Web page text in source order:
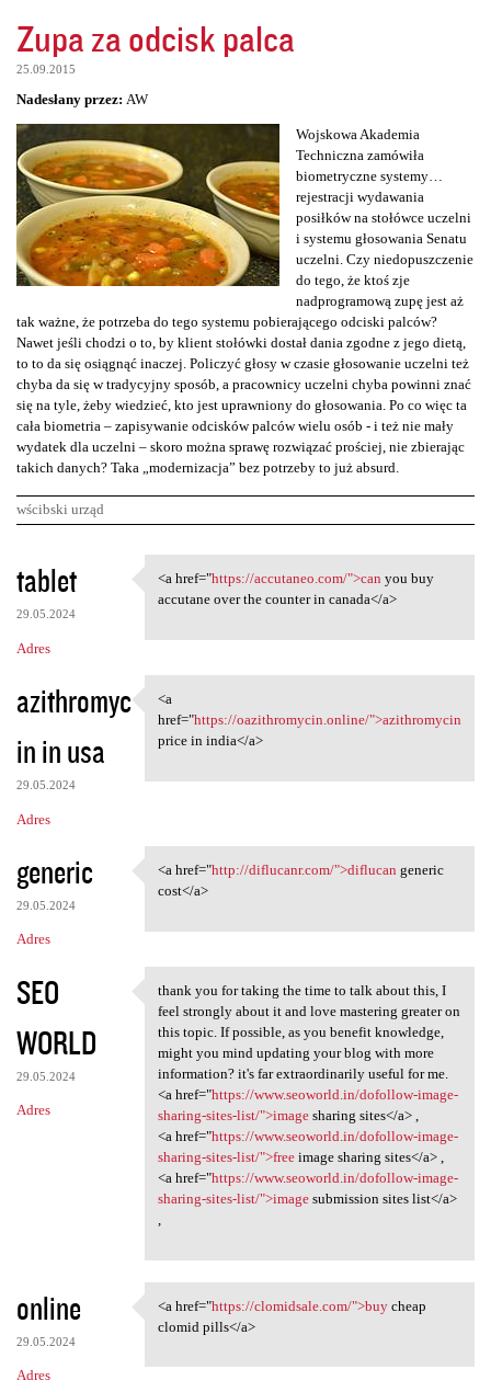
Zupa za odcisk palca
25.09.2015
Nadesłany przez: AW
Wojskowa Akademia
Techniczna zamówiła
biometryczne systemy…
rejestracji wydawania
posiłków na stołówce uczelni
i systemu głosowania Senatu
uczelni. Czy niedopuszczenie
do tego, że ktoś zje
nadprogramową zupę jest aż
tak ważne, że potrzeba do tego systemu pobierającego odciski palców?
Nawet jeśli chodzi o to, by klient stołówki dostał dania zgodne z jego dietą,
to to da się osiągnąć inaczej. Policzyć głosy w czasie głosowanie uczelni też
chyba da się w tradycyjny sposób, a pracownicy uczelni chyba powinni znać
się na tyle, żeby wiedzieć, kto jest uprawniony do głosowania. Po co więc ta
cała biometria – zapisywanie odcisków palców wielu osób - i też nie mały
wydatek dla uczelni – skoro można sprawę rozwiązać prościej, nie zbierając
takich danych? Taka „modernizacja” bez potrzeby to już absurd.
wścibski urząd
K
o
m
e
n
t
a
r
z
tablet
29.05.2024
Adres
<a href="https://accutaneo
<a href="https://accutaneo.com/">can you buy
accutane over the counter in canada</a>
azithromyc
in in usa
29.05.2024
Adres
<a href="https:/
<a
href="https://oazithromycin.online/">azithromycin
price in india</a>
generic
29.05.2024
Adres
<a href="http://diflucanr.com
<a href="http://diflucanr.com/">diflucan generic
cost</a>
SEO
WORLD
29.05.2024
Adres
thank you for taking the time
thank you for taking the time to talk about this, I
feel strongly about it and love mastering greater on
this topic. If possible, as you benefit knowledge,
might you mind updating your blog with more
information? it's far extraordinarily useful for me.
<a href="https://www.seoworld.in/dofollow-image-
sharing-sites-list/">imagesharing sites</a> ,
<a href="https://www.seoworld.in/dofollow-image-
sharing-sites-list/">freeimage sharing sites</a> ,
<a href="https://www.seoworld.in/dofollow-image-
sharing-sites-list/">imagesubmission sites list</a>
,
online
29.05.2024
Adres
<a href="https://clomidsale
<a href="https://clomidsale.com/">buycheap
clomid pills</a>